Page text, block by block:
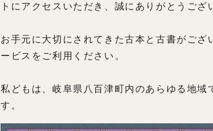
トにアクセスいただき、誠にありがとうござ
お手元に大切にされてきた古本と古書がござ
ービスをご利用ください。
私どもは、岐阜県八百津町内のあらゆる地域
す。